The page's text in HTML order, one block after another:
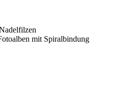
mit Spiralbindung